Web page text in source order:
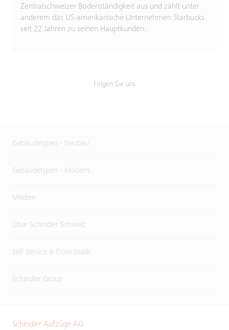
Zentralschweizer Bodenständigkeit aus und zählt unter
anderem das US-amerikanische Unternehmen Starbucks
seit 22 Jahren zu seinen Hauptkunden.
Folgen Sie uns
Gebäudetypen - Neubau
Gebäudetypen - Modern.
Medien
Über Schindler Schweiz
Self Service & Downloads
Schindler Group
Schindler Aufzüge AG